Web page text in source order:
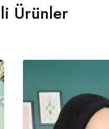
Ürünler